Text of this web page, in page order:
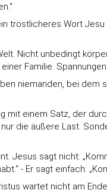
tröstlicheres Wort
Nicht unbedingt
Familie.
niemanden, bei
einem Satz, der
die äußere Last.
Jesus sagt nicht:
- Er sagt einfach:
wartet nicht am